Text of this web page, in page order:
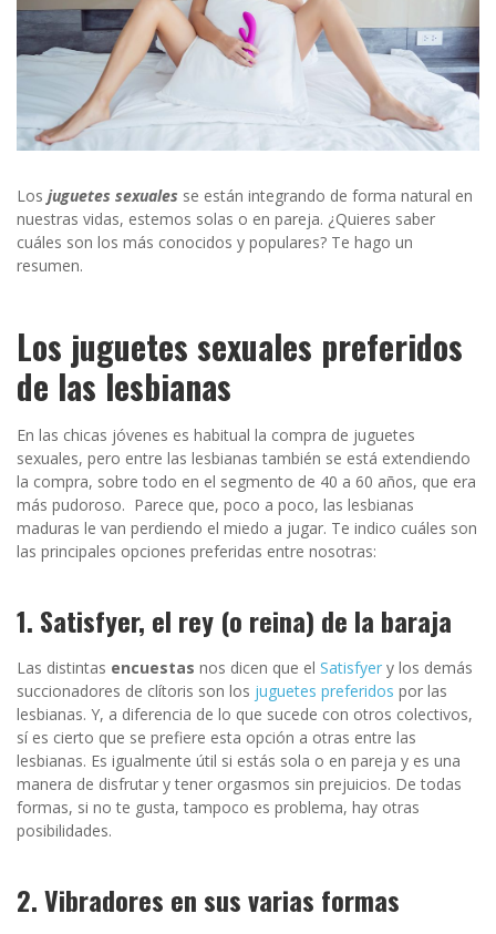
Los juguetes sexuales se están integrando de forma natural en
nuestras vidas, estemos solas o en pareja. ¿Quieres saber
cuáles son los más conocidos y populares? Te hago un
resumen.
Los juguetes sexuales preferidos
de las lesbianas
En las chicas jóvenes es habitual la compra de juguetes
sexuales, pero entre las lesbianas también se está extendiendo
la compra, sobre todo en el segmento de 40 a 60 años, que era
más pudoroso. Parece que, poco a poco, las lesbianas
maduras le van perdiendo el miedo a jugar. Te indico cuáles son
las principales opciones preferidas entre nosotras:
1. Satisfyer, el rey (o reina) de la baraja
Las distintas encuestas nos dicen que el Satisfyer y los demás
succionadores de clítoris son los juguetes preferidos por las
lesbianas. Y, a diferencia de lo que sucede con otros colectivos,
sí es cierto que se prefiere esta opción a otras entre las
lesbianas. Es igualmente útil si estás sola o en pareja y es una
manera de disfrutar y tener orgasmos sin prejuicios. De todas
formas, si no te gusta, tampoco es problema, hay otras
posibilidades.
2. Vibradores en sus varias formas